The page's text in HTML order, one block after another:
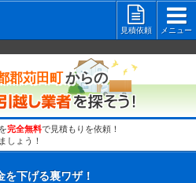
見積依頼
メニュー
郡苅田町からの
完全無料で見積もりを依頼！
しょう！
下げる裏ワザ！